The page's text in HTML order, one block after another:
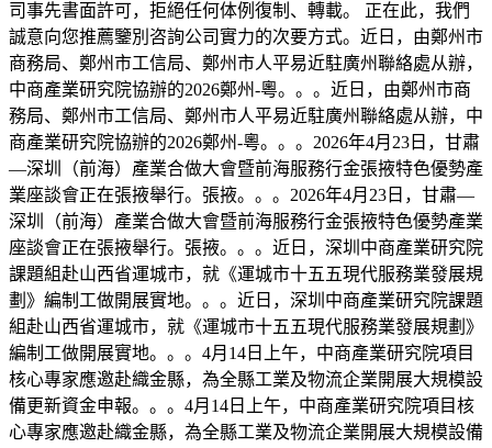
司事先書面許可，拒絕任何体例復制、轉載。 正在此，我們
誠意向您推薦鑒別咨詢公司實力的次要方式。近日，由鄭州市
商務局、鄭州市工信局、鄭州市人平易近駐廣州聯絡處从辦，
中商產業研究院協辦的2026鄭州-粵。。。近日，由鄭州市商
務局、鄭州市工信局、鄭州市人平易近駐廣州聯絡處从辦，中
商產業研究院協辦的2026鄭州-粵。。。2026年4月23日，甘肅
—深圳（前海）產業合做大會暨前海服務行金張掖特色優勢產
業座談會正在張掖舉行。張掖。。。2026年4月23日，甘肅—
深圳（前海）產業合做大會暨前海服務行金張掖特色優勢產業
座談會正在張掖舉行。張掖。。。近日，深圳中商產業研究院
課題組赴山西省運城市，就《運城市十五五現代服務業發展規
劃》編制工做開展實地。。。近日，深圳中商產業研究院課題
組赴山西省運城市，就《運城市十五五現代服務業發展規劃》
編制工做開展實地。。。4月14日上午，中商產業研究院項目
核心專家應邀赴織金縣，為全縣工業及物流企業開展大規模設
備更新資金申報。。。4月14日上午，中商產業研究院項目核
心專家應邀赴織金縣，為全縣工業及物流企業開展大規模設備